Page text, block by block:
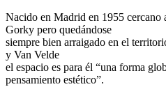
Nacido en Madrid en 1955 cercano
Gorky pero quedándose
siempre bien arraigado en el
y Van Velde
el espacio es para él “una forma
pensamiento estético”.